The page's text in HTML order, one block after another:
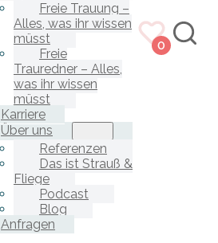
Freie Trauung –
Alles, was ihr wissen
müsst
Freie
Trauredner – Alles,
was ihr wissen
müsst
Karriere
Über uns
Referenzen
Das ist Strauß &
Fliege
Podcast
Blog
Anfragen
0